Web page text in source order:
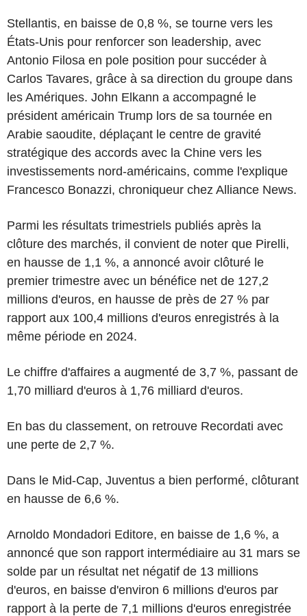
Stellantis, en baisse de 0,8 %, se tourne vers les
États-Unis pour renforcer son leadership, avec
Antonio Filosa en pole position pour succéder à
Carlos Tavares, grâce à sa direction du groupe dans
les Amériques. John Elkann a accompagné le
président américain Trump lors de sa tournée en
Arabie saoudite, déplaçant le centre de gravité
stratégique des accords avec la Chine vers les
investissements nord-américains, comme l'explique
Francesco Bonazzi, chroniqueur chez Alliance News.
Parmi les résultats trimestriels publiés après la
clôture des marchés, il convient de noter que Pirelli,
en hausse de 1,1 %, a annoncé avoir clôturé le
premier trimestre avec un bénéfice net de 127,2
millions d'euros, en hausse de près de 27 % par
rapport aux 100,4 millions d'euros enregistrés à la
même période en 2024.
Le chiffre d'affaires a augmenté de 3,7 %, passant de
1,70 milliard d'euros à 1,76 milliard d'euros.
En bas du classement, on retrouve Recordati avec
une perte de 2,7 %.
Dans le Mid-Cap, Juventus a bien performé, clôturant
en hausse de 6,6 %.
Arnoldo Mondadori Editore, en baisse de 1,6 %, a
annoncé que son rapport intermédiaire au 31 mars se
solde par un résultat net négatif de 13 millions
d'euros, en baisse d'environ 6 millions d'euros par
rapport à la perte de 7,1 millions d'euros enregistrée